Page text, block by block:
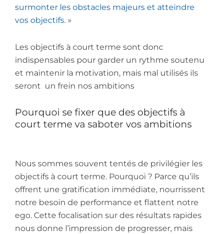
surmonter les obstacles majeurs et atteindre
vos objectifs. »
Les objectifs à court terme sont donc
indispensables pour garder un rythme soutenu
et maintenir la motivation, mais mal utilisés ils
seront un frein nos ambitions
Pourquoi se fixer que des objectifs à
court terme va saboter vos ambitions
Nous sommes souvent tentés de privilégier les
objectifs à court terme. Pourquoi ? Parce qu’ils
offrent une gratification immédiate, nourrissent
notre besoin de performance et flattent notre
ego. Cette focalisation sur des résultats rapides
nous donne l’impression de progresser, mais